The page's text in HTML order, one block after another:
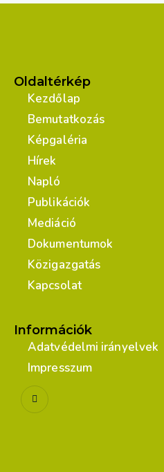
Oldaltérkép
Kezdőlap
Bemutatkozás
Képgaléria
Hírek
Napló
Publikációk
Mediáció
Dokumentumok
Közigazgatás
Kapcsolat
Információk
Adatvédelmi irányelvek
Impresszum